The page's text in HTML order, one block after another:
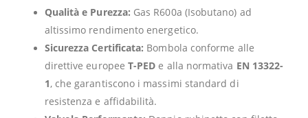
Qualità e Purezza: Gas R600a (Isobutano) ad
altissimo rendimento energetico.
Sicurezza Certificata: Bombola conforme alle
direttive europee T-PED e alla normativa EN 13322-
1, che garantiscono i massimi standard di
resistenza e affidabilità.